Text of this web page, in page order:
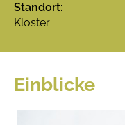
Standort:
Kloster
Einblicke